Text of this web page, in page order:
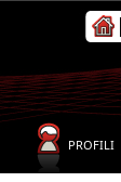
PROFILI